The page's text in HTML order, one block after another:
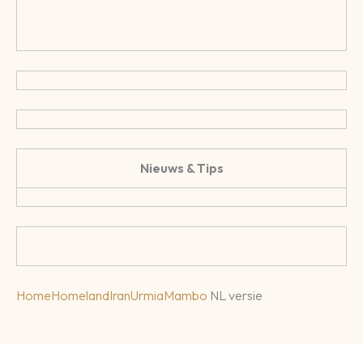
Nieuws & Tips
HomeHomelandIranUrmiaMambo NL versie